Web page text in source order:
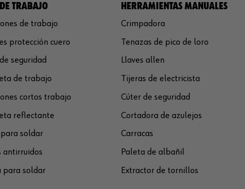
TRABAJO
de trabajo
protección cuero
seguridad
de trabajo
cortos trabajo
reflectante
soldar
antirruidos
para soldar
HERRAMIENTAS MANUALES
Crimpadora
Tenazas de pico de loro
Llaves allen
Tijeras de electricista
Cúter de seguridad
Cortadora de azulejos
Carracas
Paleta de albañil
Extractor de tornillos